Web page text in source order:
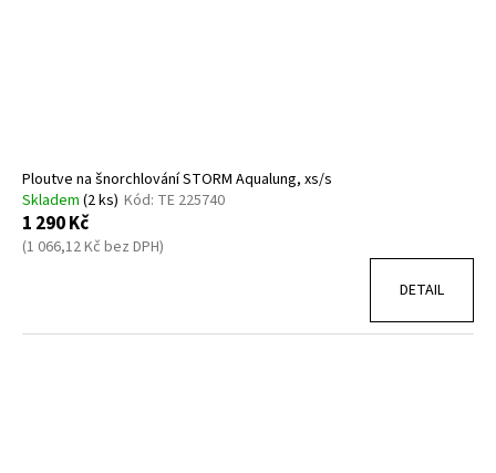
Ploutve na šnorchlování STORM Aqualung, xs/s
Skladem (2 ks) Kód: TE 225740
1 290 Kč
(1 066,12 Kč bez DPH)
DETAIL